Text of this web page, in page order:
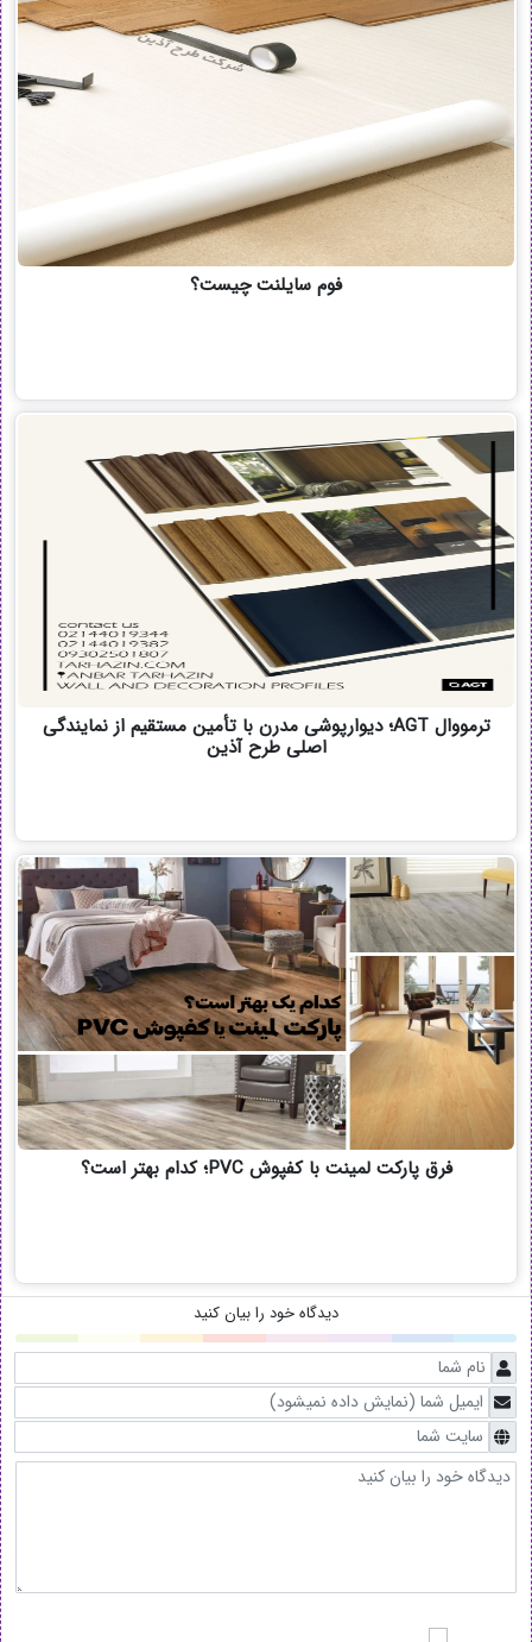
فوم سایلنت چیست؟
ترمووال AGT؛ دیوارپوشی مدرن با تأمین مستقیم از نمایندگی
اصلی طرح آذین
فرق پارکت لمینت با کفپوش PVC؛ کدام بهتر است؟
دیدگاه خود را بیان کنید